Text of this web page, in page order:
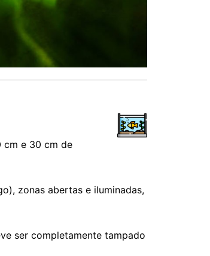
cm e 30 cm de
zonas abertas e iluminadas,
ser completamente tampado